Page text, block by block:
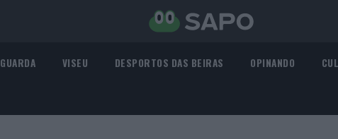
GUARDA VISEU DESPORTOS DAS BEIRAS OPINANDO